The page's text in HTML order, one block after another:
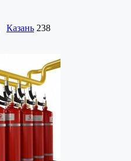
Казань 238